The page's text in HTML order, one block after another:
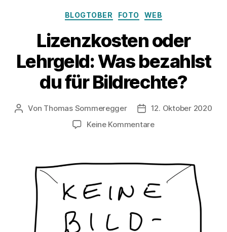
Kategorien
BLOGTOBER FOTO WEB
Lizenzkosten oder
Lehrgeld: Was bezahlst
du für Bildrechte?
Beitragsautor
Von Thomas Sommeregger
12. Oktober 2020
Keine Kommentarezu
Was
bezahlst
du